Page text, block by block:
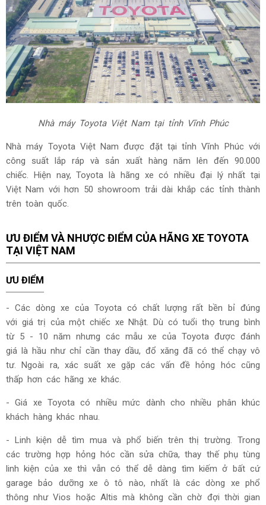
Nhà máy Toyota Việt Nam tại tỉnh Vĩnh Phúc
Nhà máy Toyota Việt Nam được đặt tại tỉnh Vĩnh Phúc với
công suất lắp ráp và sản xuất hàng năm lên đến 90.000
chiếc. Hiện nay, Toyota là hãng xe có nhiều đại lý nhất tại
Việt Nam với hơn 50 showroom trải dài khắp các tỉnh thành
trên toàn quốc.
ƯU ĐIỂM VÀ NHƯỢC ĐIỂM CỦA HÃNG XE TOYOTA
TẠI VIỆT NAM
ƯU ĐIỂM
- Các dòng xe của Toyota có chất lượng rất bền bỉ đúng
với giá trị của một chiếc xe Nhật. Dù có tuổi thọ trung bình
từ 5 - 10 năm nhưng các mẫu xe của Toyota được đánh
giá là hầu như chỉ cần thay dầu, đổ xăng đã có thể chạy vô
tư. Ngoài ra, xác suất xe gặp các vấn đề hỏng hóc cũng
thấp hơn các hãng xe khác.
- Giá xe Toyota có nhiều mức dành cho nhiều phân khúc
khách hàng khác nhau.
- Linh kiện dễ tìm mua và phổ biến trên thị trường. Trong
các trường hợp hỏng hóc cần sửa chữa, thay thế phụ tùng
linh kiện của xe thì vẫn có thể dễ dàng tìm kiếm ở bất cứ
garage bảo dưỡng xe ô tô nào, nhất là các dòng xe phổ
thông như Vios hoặc Altis mà không cần chờ đợi thời gian